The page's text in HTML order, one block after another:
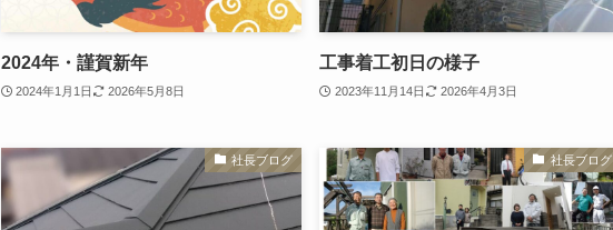
2024年・謹賀新年
2024年1月1日 2026年5月8日
工事着工初日の様子
2023年11月14日 2026年4月3日
社長ブログ 社長ブログ